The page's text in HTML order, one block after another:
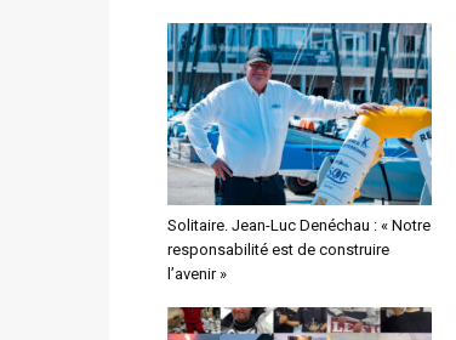
Solitaire. Jean-Luc Denéchau : « Notre
responsabilité est de construire
l’avenir »